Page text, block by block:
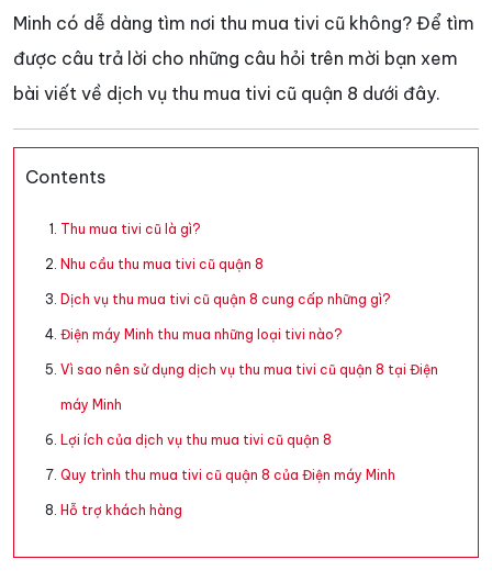
Minh có dễ dàng tìm nơi thu mua tivi cũ không? Để tìm
được câu trả lời cho những câu hỏi trên mời bạn xem
bài viết về dịch vụ thu mua tivi cũ quận 8 dưới đây.
Contents
Thu mua tivi cũ là gì?
Nhu cầu thu mua tivi cũ quận 8
Dịch vụ thu mua tivi cũ quận 8 cung cấp những gì?
Điện máy Minh thu mua những loại tivi nào?
Vì sao nên sử dụng dịch vụ thu mua tivi cũ quận 8 tại Điện
máy Minh
Lợi ích của dịch vụ thu mua tivi cũ quận 8
Quy trình thu mua tivi cũ quận 8 của Điện máy Minh
Hỗ trợ khách hàng